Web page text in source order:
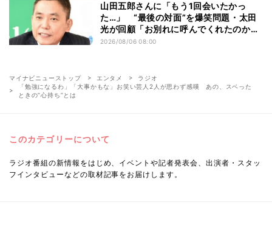
山田五郎さんに「もう1回会いたかっ
た…」 “最後の対面”を爆笑問題・太田
光が回顧「お別れに呼んでくれたのか
な」
2026/08/06 08:00
マイナビニューストップ エンタメ
ラジオ
「勉強になるわ」「大事かもな」お笑い芸人2人が思わず感嘆 あの、スベった
ときの“心持ち”とは
このカテゴリーについて
ラジオ番組の新情報をはじめ、イベントや記者発表会、出演者・スタッ
フインタビューなどの取材記事をお届けします。